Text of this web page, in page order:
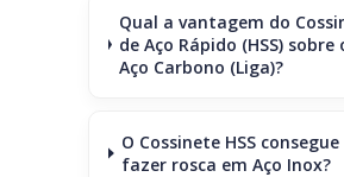
Qual a vantagem do
de Aço Rápido (HSS) sobre
Aço Carbono (Liga)?
O Cossinete HSS consegue
fazer rosca em Aço Inox?